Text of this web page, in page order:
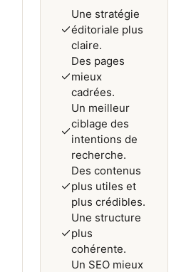
Une stratégie
éditoriale plus
claire.
Des pages
mieux
cadrées.
Un meilleur
ciblage des
intentions de
recherche.
Des contenus
plus utiles et
plus crédibles.
Une structure
plus
cohérente.
Un SEO mieux